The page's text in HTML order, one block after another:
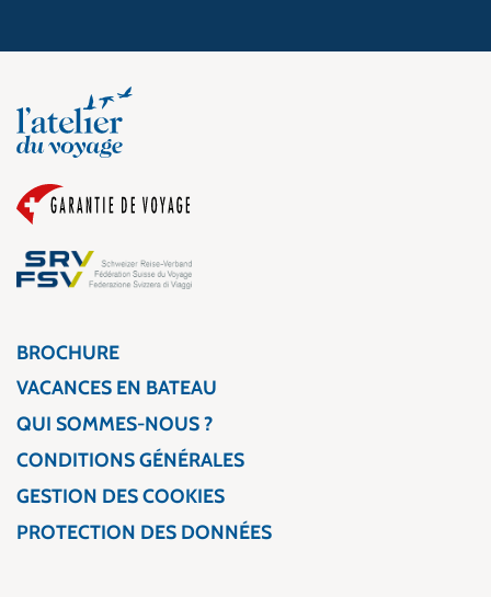
BROCHURE
VACANCES EN BATEAU
QUI SOMMES-NOUS ?
CONDITIONS GÉNÉRALES
GESTION DES COOKIES
PROTECTION DES DONNÉES